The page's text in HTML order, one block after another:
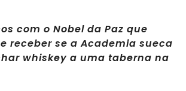
com o Nobel da Paz que
receber se a Academia sueca
whiskey a uma taberna na